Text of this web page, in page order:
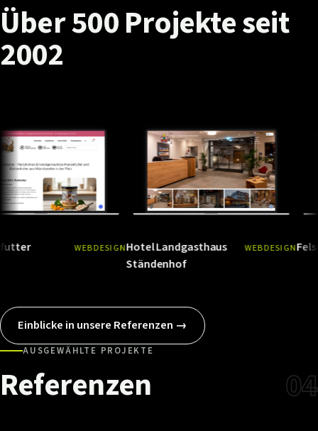
Über500Projekteseit
2002
WEBDESIGN Ansehen→
Hotel Landgasthaus
Ständenhof
WEBDESIGN Ansehen
Einblicke in unsere Referenzen →
AUSGEWÄHLTE PROJEKTE
Referenzen 04